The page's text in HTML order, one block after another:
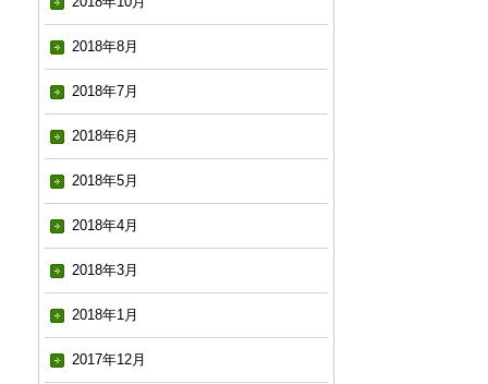
2018年8月
2018年7月
2018年6月
2018年5月
2018年4月
2018年3月
2018年1月
2017年12月